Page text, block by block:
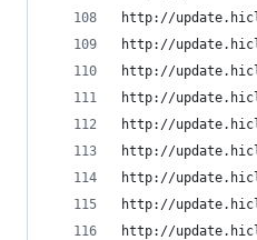
http://
http://
http://
http://
http://
http://
http://
http://
http://